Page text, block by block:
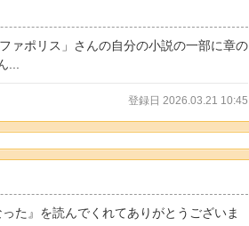
ァポリス」さんの自分の小説の一部に章の
...
登録日 2026.03.21 10:45
た』を読んでくれてありがとうございま